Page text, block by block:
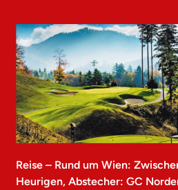
Reise – Rund um Wien:
Heurigen, Abstecher: GC